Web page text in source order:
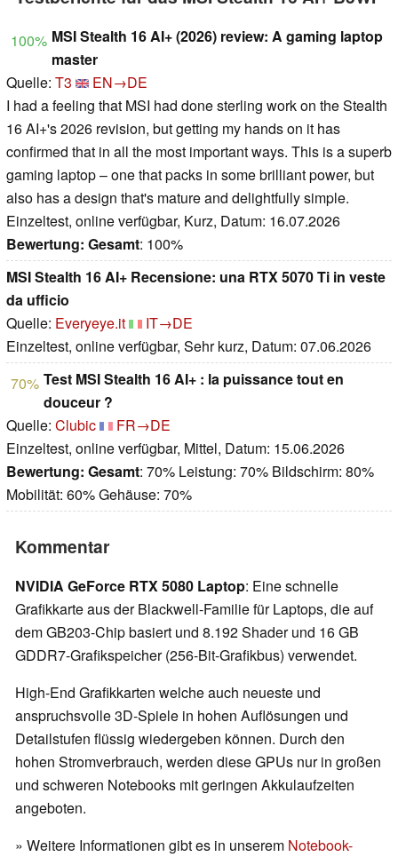
100% MSI Stealth 16 AI+ (2026) review: A gaming laptop
master
Quelle: T3
EN→DE
I had a feeling that MSI had done sterling work on the Stealth
16 AI+'s 2026 revision, but getting my hands on it has
confirmed that in all the most important ways. This is a superb
gaming laptop – one that packs in some brilliant power, but
also has a design that's mature and delightfully simple.
Einzeltest, online verfügbar, Kurz, Datum: 16.07.2026
Bewertung: Gesamt: 100%
MSI Stealth 16 AI+ Recensione: una RTX 5070 Ti in veste
da ufficio
Quelle: Everyeye.it
IT→DE
Einzeltest, online verfügbar, Sehr kurz, Datum: 07.06.2026
70% Test MSI Stealth 16 AI+ : la puissance tout en
douceur ?
Quelle: Clubic
FR→DE
Einzeltest, online verfügbar, Mittel, Datum: 15.06.2026
Bewertung: Gesamt: 70% Leistung: 70% Bildschirm: 80%
Mobilität: 60% Gehäuse: 70%
Kommentar
NVIDIA GeForce RTX 5080 Laptop: Eine schnelle
Grafikkarte aus der Blackwell-Familie für Laptops, die auf
dem GB203-Chip basiert und 8.192 Shader und 16 GB
GDDR7-Grafikspeicher (256-Bit-Grafikbus) verwendet.
High-End Grafikkarten welche auch neueste und
anspruchsvolle 3D-Spiele in hohen Auflösungen und
Detailstufen flüssig wiedergeben können. Durch den
hohen Stromverbrauch, werden diese GPUs nur in großen
und schweren Notebooks mit geringen Akkulaufzeiten
angeboten.
» Weitere Informationen gibt es in unserem Notebook-